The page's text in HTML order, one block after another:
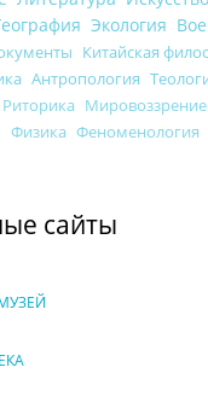
Экология
Китайская
Антропология
Риторика Мировоззрение
Физика Феноменология
сайты